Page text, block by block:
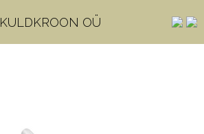
KULDKROON OÜ